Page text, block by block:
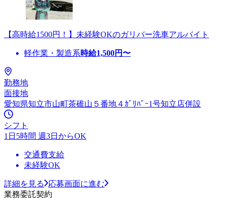
【高時給1500円！】未経験OKのガリバー洗車アルバイト
軽作業・製造系時給1,500円〜
勤務地
面接地
愛知県知立市山町茶碓山５番地４ｶﾞﾘﾊﾞｰ1号知立店併設
シフト
1日5時間 週3日からOK
交通費支給
未経験OK
詳細を見る
応募画面に進む
業務委託契約